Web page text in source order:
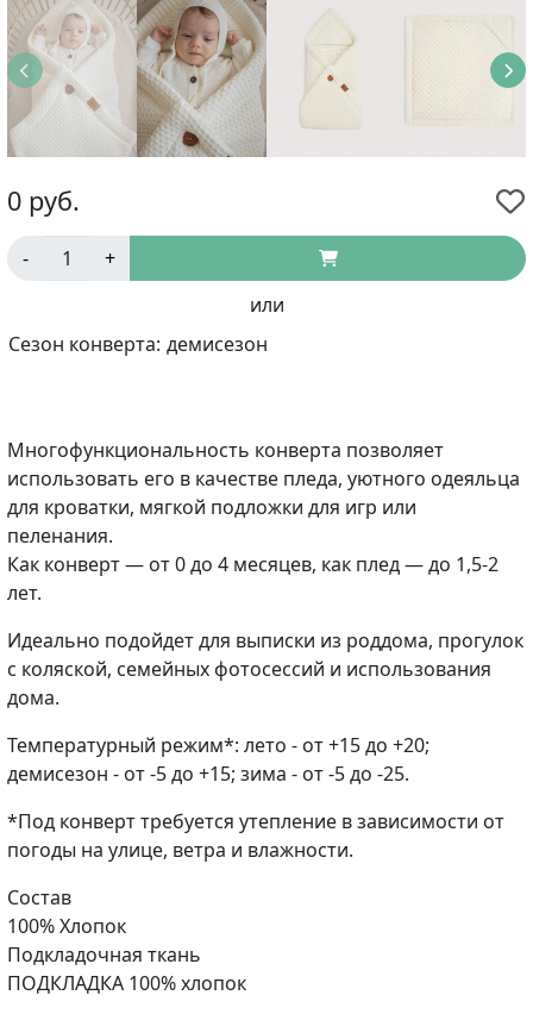
0 руб.
-
+
или
Сезон конверта: демисезон
Многофункциональность конверта позволяет
использовать его в качестве пледа, уютного одеяльца
для кроватки, мягкой подложки для игр или
пеленания.
Как конверт — от 0 до 4 месяцев, как плед — до 1,5-2
лет.
Идеально подойдет для выписки из роддома, прогулок
с коляской, семейных фотосессий и использования
дома.
Температурный режим*: лето - от +15 до +20;
демисезон - от -5 до +15; зима - от -5 до -25.
*Под конверт требуется утепление в зависимости от
погоды на улице, ветра и влажности.
Состав
100% Хлопок
Подкладочная ткань
ПОДКЛАДКА 100% хлопок